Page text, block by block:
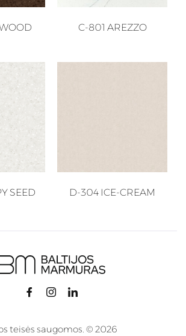
C-801 AREZZO
SEED D-304 ICE-CREAM
teisės saugomos. © 2026